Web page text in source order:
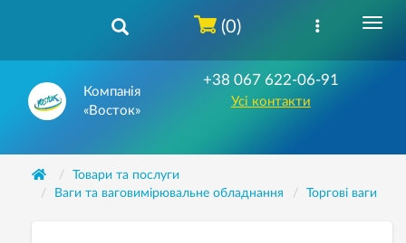
Компанія
«Восток»
+38 067 622-06-91
Усі контакти
(0)
Товари та послуги
Ваги та ваговимірювальне обладнання
Торгові ваги